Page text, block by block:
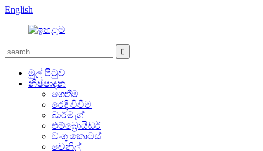
English
මුල් පිටුව
නිෂ්පාදන
ගෙතීම
රෙදි විවීම
බාර්මැග්
එම්බ්‍රොයිඩර්
වංගු කොටස්
චෙනිල්